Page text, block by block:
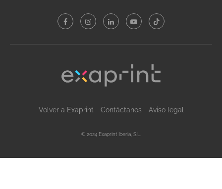
Volver a Exaprint Contáctanos Aviso legal
© 2024 Exaprint Iberia, S.L.